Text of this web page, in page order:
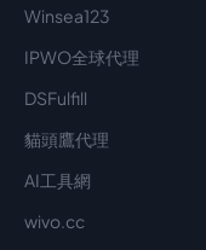
Winsea123
IPWO全球代理
DSFulfill
貓頭鷹代理
AI工具網
wivo.cc